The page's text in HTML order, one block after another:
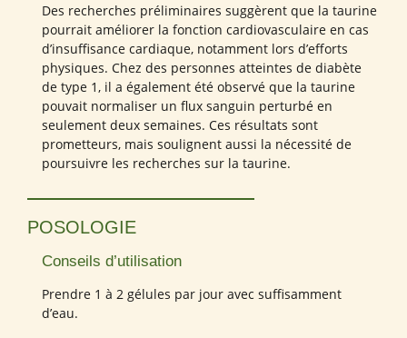
Des recherches préliminaires suggèrent que la taurine
pourrait améliorer la fonction cardiovasculaire en cas
d’insuffisance cardiaque, notamment lors d’efforts
physiques. Chez des personnes atteintes de diabète
de type 1, il a également été observé que la taurine
pouvait normaliser un flux sanguin perturbé en
seulement deux semaines. Ces résultats sont
prometteurs, mais soulignent aussi la nécessité de
poursuivre les recherches sur la taurine.
POSOLOGIE
Conseils d’utilisation
Prendre 1 à 2 gélules par jour avec suffisamment
d’eau.